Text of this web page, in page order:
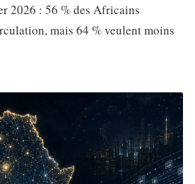
2026 : 56 % des Africains
mais 64 % veulent moins